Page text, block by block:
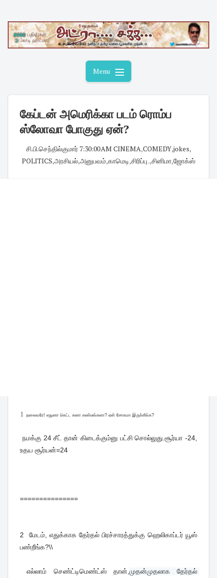
content
Menu
கேப்டன் அமெரிக்கா படம் ரொம்ப
ஸ்லோவா போகுது ஏன்?
சி.பி.செந்தில்குமார்· 7:30:00 AM CINEMA,COMEDY,jokes,
POLITICS,அரசியல்,அனுபவம்,காமெடி,சிரிப்பு .,சினிமா,ஜோக்ஸ்
1 தலைவரே! எதுனா கெட்ட கனா கண்டீங்களா? ஏன் சோகமா இருக்கீங்க?
நமக்கு 24 சீட் தான் கிடைக்கும்னு பட்சி சொல்லுது.சூர்யா -24,
உதய சூர்யன்=24
===============
2 மேடம், எதுக்காக தேர்தல் பிரச்சாரத்துக்கு ஹெலிகாப்டர் யூஸ்
பண்றீங்க?\\
எல்லாம் செண்ட்டிமெண்ட்ஸ் தான், முதன்முதலாக தேர்தல்